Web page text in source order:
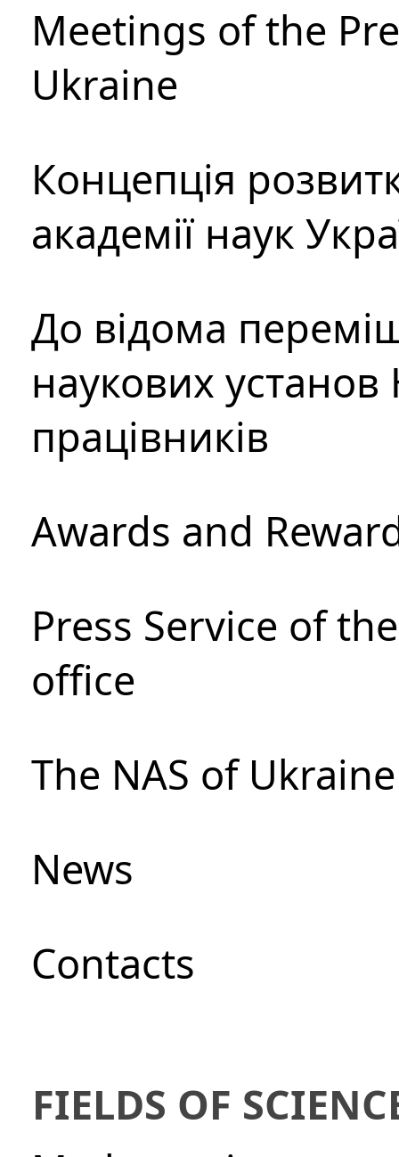
Meetings of the
Ukraine
Концепція
академії наук
До відома
наукових установ
працівників
Awards and
Press Service of
office
The NAS of
News
Сontacts
FIELDS OF